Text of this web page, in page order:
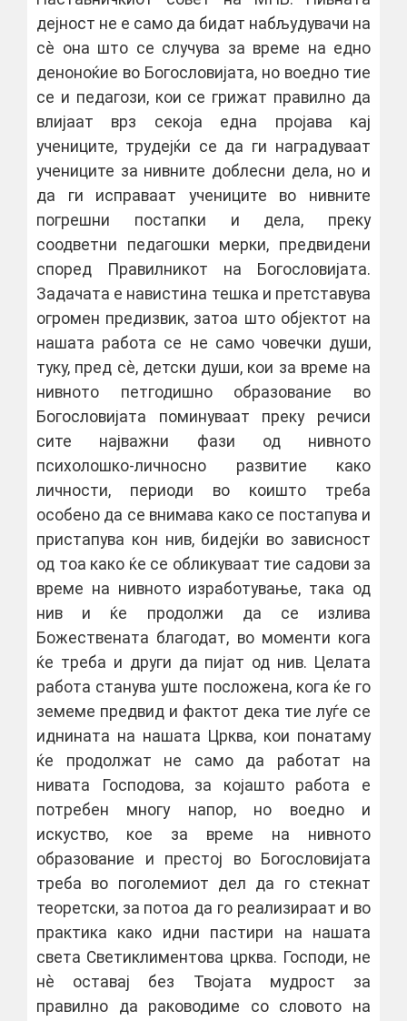
дејност не е само да бидат набљудувачи на
сѐ она што се случува за време на едно
деноноќие во Богословијата, но воедно тие
се и педагози, кои се грижат правилно да
влијаат врз секоја една пројава кај
учениците, трудејќи се да ги наградуваат
учениците за нивните доблесни дела, но и
да ги исправаат учениците во нивните
погрешни постапки и дела, преку
соодветни педагошки мерки, предвидени
според Правилникот на Богословијата.
Задачата е навистина тешка и претставува
огромен предизвик, затоа што објектот на
нашата работа се не само човечки души,
туку, пред сѐ, детски души, кои за време на
нивното петгодишно образование во
Богословијата поминуваат преку речиси
сите најважни фази од нивното
психолошко-личносно развитие како
личности, периоди во коишто треба
особено да се внимава како се постапува и
пристапува кон нив, бидејќи во зависност
од тоа како ќе се обликуваат тие садови за
време на нивното изработување, така од
нив и ќе продолжи да се излива
Божествената благодат, во моменти кога
ќе треба и други да пијат од нив. Целата
работа станува уште посложена, кога ќе го
земеме предвид и фактот дека тие луѓе се
иднината на нашата Црква, кои понатаму
ќе продолжат не само да работат на
нивата Господова, за којашто работа е
потребен многу напор, но воедно и
искуство, кое за време на нивното
образование и престој во Богословијата
треба во поголемиот дел да го стекнат
теоретски, за потоа да го реализираат и во
практика како идни пастири на нашата
света Светиклиментова црква. Господи, не
нѐ оставај без Твојата мудрост за
правилно да раководиме со словото на